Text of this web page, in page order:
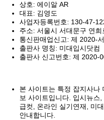
상호: 에이알 AR
대표: 김영도
사업자등록번호: 130-47-
주소: 서울시 서대문구 연
통신판매업신고: 제 2020-
출판사 명칭: 미대입시닷컴
출판사 신고번호: 제 2020-
본 사이트는 특정 잡지사나
보 사이트입니다. 입시뉴스
급컷, 온라인 실기연재, 미
안내합니다.